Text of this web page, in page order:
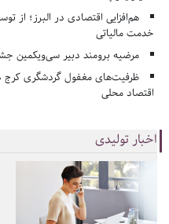
هم‌افزایی اقتصادی در البرز؛ از
خدمت مالیاتی
مرضیه برومند دبیر سی‌ویکمین
ظرفیت‌های مغفول گردشگری کرج
اقتصاد محلی
اخبار تولیدی